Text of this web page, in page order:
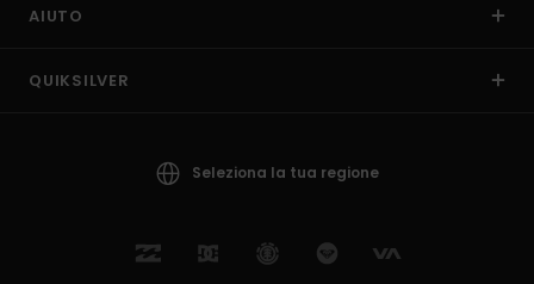
AIUTO
QUIKSILVER
Seleziona la tua regione